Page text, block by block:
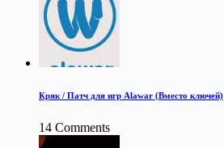
Кряк / Патч для игр Alawar (Вместо ключей)
14 Comments